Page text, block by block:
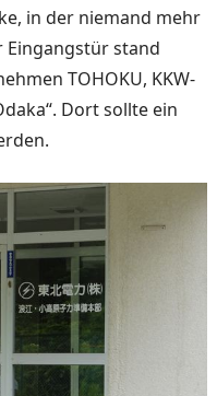
in der niemand mehr
Ein­gangstür stand
TOHOKU, KKW-
Dort sollte ein